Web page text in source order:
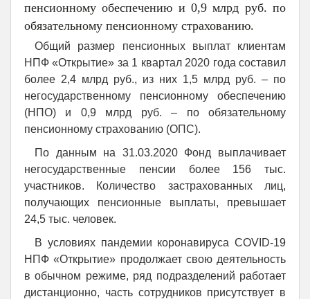
пенсионному обеспечению и 0,9 млрд руб. по
обязательному пенсионному страхованию.
Общий размер пенсионных выплат клиентам
НПФ «Открытие» за 1 квартал 2020 года составил
более 2,4 млрд руб., из них 1,5 млрд руб. – по
негосударственному пенсионному обеспечению
(НПО) и 0,9 млрд руб. – по обязательному
пенсионному страхованию (ОПС).
По данным на 31.03.2020 Фонд выплачивает
негосударственные пенсии более 156 тыс.
участников. Количество застрахованных лиц,
получающих пенсионные выплаты, превышает
24,5 тыс. человек.
В условиях пандемии коронавируса COVID-19
НПФ «Открытие» продолжает свою деятельность
в обычном режиме, ряд подразделений работает
дистанционно, часть сотрудников присутствует в